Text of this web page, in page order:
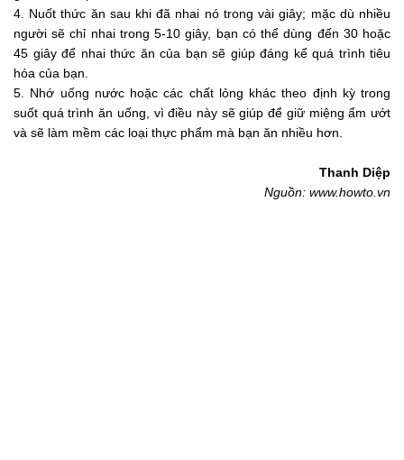
4. Nuốt thức ăn sau khi đã nhai nó trong vài giây; mặc dù nhiều
người sẽ chỉ nhai trong 5-10 giây, bạn có thể dùng đến 30 hoặc
45 giây để nhai thức ăn của bạn sẽ giúp đáng kể quá trình tiêu
hóa của bạn.
5. Nhớ uống nước hoặc các chất lỏng khác theo định kỳ trong
suốt quá trình ăn uống, vì điều này sẽ giúp để giữ miệng ẩm ướt
và sẽ làm mềm các loại thực phẩm mà bạn ăn nhiều hơn.
Thanh Diệp
Nguồn: www.howto.vn